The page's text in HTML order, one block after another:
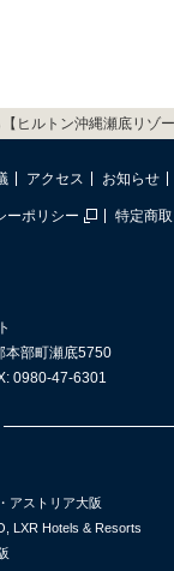
ヒルトン沖縄瀬底リゾ
アクセス お知らせ
ーポリシー 特定商
本部町瀬底5750
0980-47-6301
アストリア大阪
LXR Hotels & Resorts